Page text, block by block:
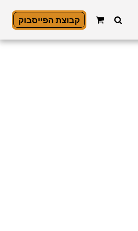
קבוצת הפייסבוק